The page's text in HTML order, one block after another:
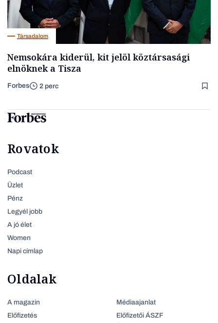
Társadalom
Nemsokára kiderül, kit jelöl köztársasági
elnöknek a Tisza
Forbes 2 perc
Rovatok
Podcast
Üzlet
Pénz
Legyél jobb
A jó élet
Women
Napi címlap
Oldalak
A magazin
Előfizetés
Médiaajanlat
Előfizetői ÁSZF